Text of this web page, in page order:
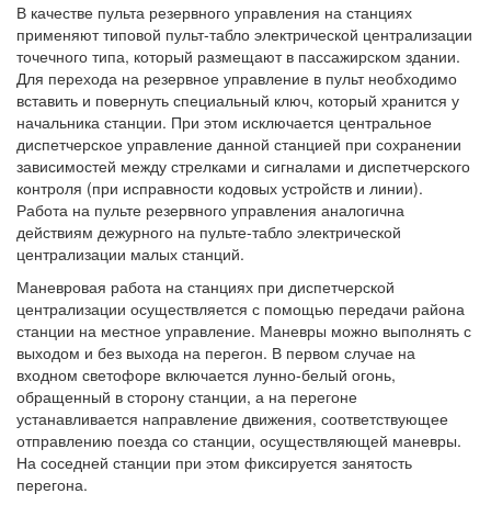
В качестве пульта резервного управления на станциях
применяют типовой пульт-табло электрической централизации
точечного типа, который размещают в пассажирском здании.
Для перехода на резервное управление в пульт необходимо
вставить и повернуть специальный ключ, который хранится у
начальника станции. При этом исключается центральное
диспетчерское управление данной станцией при сохранении
зависимостей между стрелками и сигналами и диспетчерского
контроля (при исправности кодовых устройств и линии).
Работа на пульте резервного управления аналогична
действиям дежурного на пульте-табло электрической
централизации малых станций.
Маневровая работа на станциях при диспетчерской
централизации осуществляется с помощью передачи района
станции на местное управление. Маневры можно выполнять с
выходом и без выхода на перегон. В первом случае на
входном светофоре включается лунно-белый огонь,
обращенный в сторону станции, а на перегоне
устанавливается направление движения, соответствующее
отправлению поезда со станции, осуществляющей маневры.
На соседней станции при этом фиксируется занятость
перегона.